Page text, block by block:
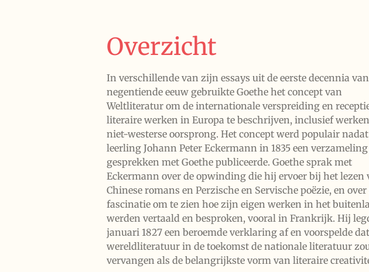
Overzicht
In verschillende van zijn essays uit de eerste decennia
negentiende eeuw gebruikte Goethe het concept van
Weltliteratur om de internationale verspreiding en
literaire werken in Europa te beschrijven, inclusief
niet-westerse oorsprong. Het concept werd populair
leerling Johann Peter Eckermann in 1835 een verzameling
gesprekken met Goethe publiceerde. Goethe sprak met
Eckermann over de opwinding die hij ervoer bij het lezen
Chinese romans en Perzische en Servische poëzie, en
fascinatie om te zien hoe zijn eigen werken in het
werden vertaald en besproken, vooral in Frankrijk. Hij
januari 1827 een beroemde verklaring af en voorspelde dat
wereldliteratuur in de toekomst de nationale literatuur
vervangen als de belangrijkste vorm van literaire